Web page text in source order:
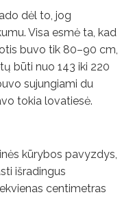
dėl to, jog
Visa esmė ta, kad
buvo tik 80–90 cm,
būti nuo 143 iki 220
sujungiami du
tokia lovatiesė.
kūrybos pavyzdys,
išradingus
centimetras